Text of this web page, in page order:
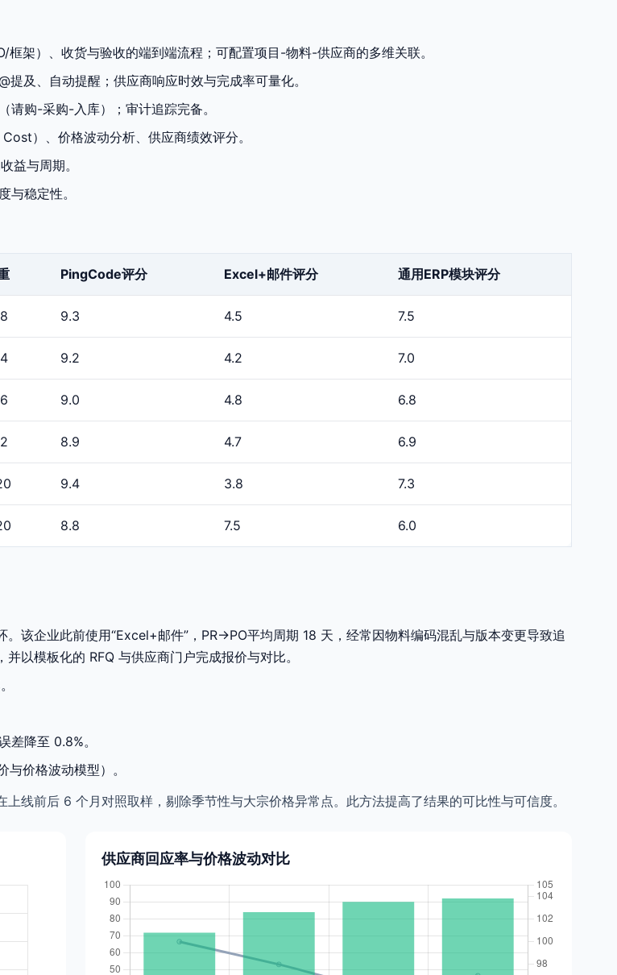
框架）、收货与验收的端到端流程；可配置项目-物料-供应商的多维关联。
及、自动提醒；供应商响应时效与完成率可量化。
请购-采购-入库）；审计追踪完备。
）、价格波动分析、供应商绩效评分。
益与周期。
与稳定性。
PingCode评分 Excel+邮件评分 通用ERP模块评分
9.3 4.5 7.5
9.2 4.2 7.0
9.0 4.8 6.8
8.9 4.7 6.9
9.4 3.8 7.3
8.8 7.5 6.0
该企业此前使用“Excel+邮件”，PR→PO平均周期 18 天，经常因物料编码混乱与版本变更导致追
以模板化的 RFQ 与供应商门户完成报价与对比。
差降至 0.8%。
价格波动模型）。
线前后 6 个月对照取样，剔除季节性与大宗价格异常点。此方法提高了结果的可比性与可信度。
供应商回应率与价格波动对比